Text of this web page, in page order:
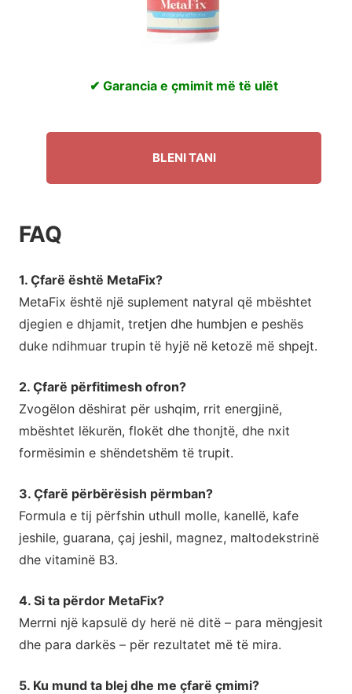
✔ Garancia e çmimit më të ulët
BLENI TANI
FAQ
1. Çfarë është MetaFix?
MetaFix është një suplement natyral që mbështet
djegien e dhjamit, tretjen dhe humbjen e peshës
duke ndihmuar trupin të hyjë në ketozë më shpejt.
2. Çfarë përfitimesh ofron?
Zvogëlon dëshirat për ushqim, rrit energjinë,
mbështet lëkurën, flokët dhe thonjtë, dhe nxit
formësimin e shëndetshëm të trupit.
3. Çfarë përbërësish përmban?
Formula e tij përfshin uthull molle, kanellë, kafe
jeshile, guarana, çaj jeshil, magnez, maltodekstrinë
dhe vitaminë B3.
4. Si ta përdor MetaFix?
Merrni një kapsulë dy herë në ditë – para mëngjesit
dhe para darkës – për rezultatet më të mira.
5. Ku mund ta blej dhe me çfarë çmimi?